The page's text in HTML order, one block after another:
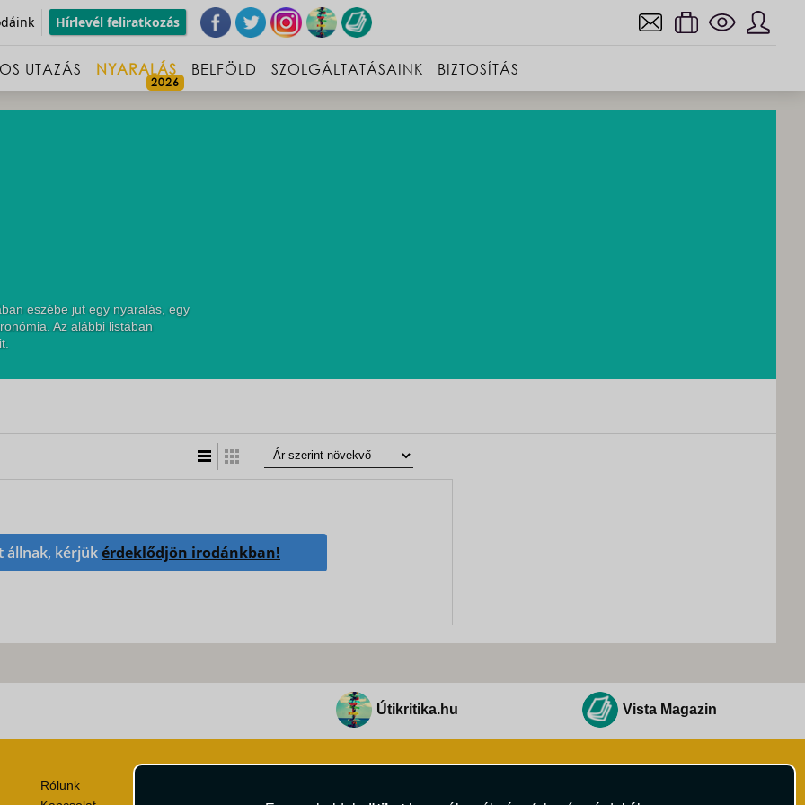
Hírlevél feliratkozás
UTAZÁS NYARALÁS BELFÖLD SZOLGÁLTATÁSAINK BIZTOSÍTÁS
eszébe jut egy nyaralás, egy
Az alábbi listában
állnak, kérjükérdeklődjön irodánkban!
Útikritika.hu Vista Magazin
Rólunk